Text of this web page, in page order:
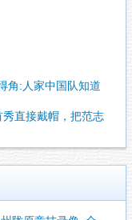
角:人家中国队知道
直接戴帽，把范志